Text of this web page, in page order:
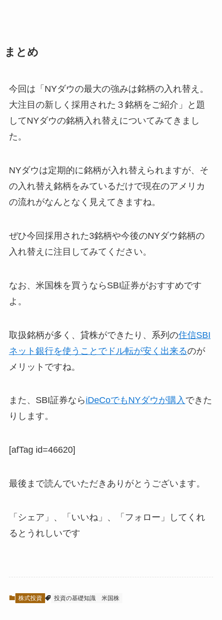
まとめ
今回は「NYダウの最大の強みは銘柄の入れ替え。
大注目の新しく採用された３銘柄をご紹介」と題
してNYダウの銘柄入れ替えについてみてきまし
た。
NYダウは定期的に銘柄が入れ替えられますが、そ
の入れ替え銘柄をみているだけで現在のアメリカ
の流れがなんとなく見えてきますね。
ぜひ今回採用された3銘柄や今後のNYダウ銘柄の
入れ替えに注目してみてください。
なお、米国株を買うならSBI証券がおすすめです
よ。
取扱銘柄が多く、貸株ができたり、系列の住信SBI
ネット銀行を使うことでドル転が安く出来るのが
メリットですね。
また、SBI証券なら iDeCoでもNYダウが購入 できた
りします。
[afTag id=46620]
最後まで読んでいただきありがとうございます。
「シェア」、「いいね」、「フォロー」してくれ
るとうれしいです
株式投資 投資の基礎知識 米国株